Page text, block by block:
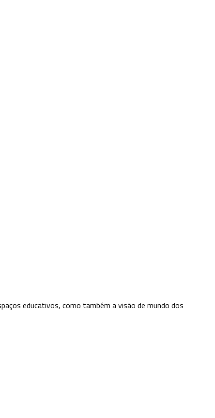
educativos, como também a visão de mundo dos